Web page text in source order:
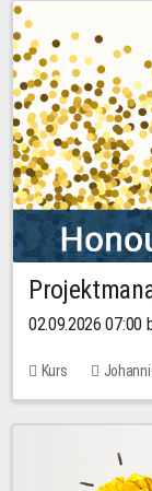
02.09.2026 07:00
Kurs